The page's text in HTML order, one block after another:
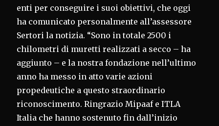
enti per conseguire i suoi obiettivi, che oggi
ha comunicato personalmente all’assessore
Sertori la notizia. “Sono in totale 2500 i
chilometri di muretti realizzati a secco – ha
aggiunto – e la nostra fondazione nell’ultimo
anno ha messo in atto varie azioni
propedeutiche a questo straordinario
riconoscimento. Ringrazio Mipaaf e ITLA
Italia che hanno sostenuto fin dall’inizio